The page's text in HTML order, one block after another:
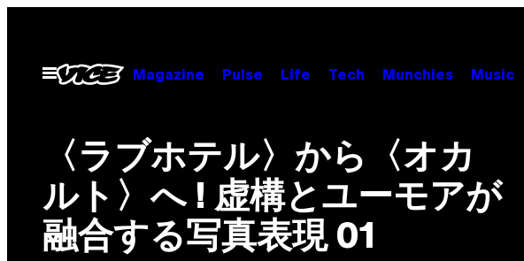
contentOpen
Menu
Magazine Pulse Life Tech Munchies Music
〈ラブホテル〉から〈オカ
ルト〉へ ! 虚構とユーモアが
融合する写真表現 01